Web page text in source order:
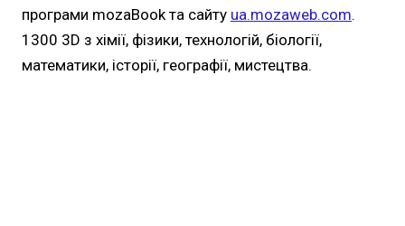
програми mozaBook та сайту ua.mozaweb.com.
1300 3D з хімії, фізики, технологій, біології,
математики, історії, географії, мистецтва.